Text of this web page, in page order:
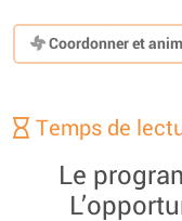
Coordonner et
Temps de
Le